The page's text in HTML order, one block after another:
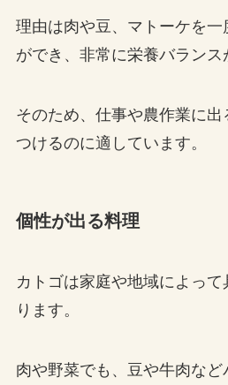
理由は肉や豆、マトーケを一
ができ、非常に栄養バランス
そのため、仕事や農作業に
つけるのに適しています。
個性が出る料理
カトゴは家庭や地域によっ
ります。
肉や野菜でも、豆や牛肉な